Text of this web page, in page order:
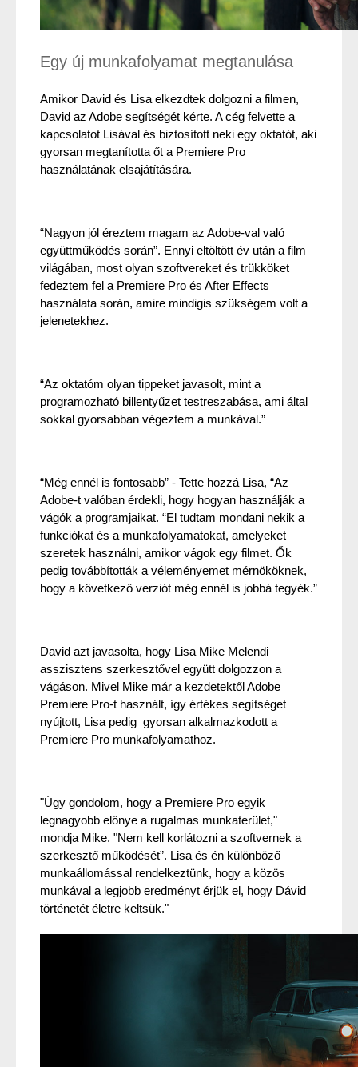
Egy új munkafolyamat megtanulása
Amikor David és Lisa elkezdtek dolgozni a filmen,
David az Adobe segítségét kérte. A cég felvette a
kapcsolatot Lisával és biztosított neki egy oktatót, aki
gyorsan megtanította őt a Premiere Pro
használatának elsajátítására.
“Nagyon jól éreztem magam az Adobe-val való
együttműködés során”. Ennyi eltöltött év után a film
világában, most olyan szoftvereket és trükköket
fedeztem fel a Premiere Pro és After Effects
használata során, amire mindigis szükségem volt a
jelenetekhez.
“Az oktatóm olyan tippeket javasolt, mint a
programozható billentyűzet testreszabása, ami által
sokkal gyorsabban végeztem a munkával.”
“Még ennél is fontosabb” - Tette hozzá Lisa, “Az
Adobe-t valóban érdekli, hogy hogyan használják a
vágók a programjaikat. “El tudtam mondani nekik a
funkciókat és a munkafolyamatokat, amelyeket
szeretek használni, amikor vágok egy filmet. Ők
pedig továbbították a véleményemet mérnököknek,
hogy a következő verziót még ennél is jobbá tegyék.”
David azt javasolta, hogy Lisa Mike Melendi
asszisztens szerkesztővel együtt dolgozzon a
vágáson. Mivel Mike már a kezdetektől Adobe
Premiere Pro-t használt, így értékes segítséget
nyújtott, Lisa pedig  gyorsan alkalmazkodott a
Premiere Pro munkafolyamathoz.
"Úgy gondolom, hogy a Premiere Pro egyik
legnagyobb előnye a rugalmas munkaterület,"
mondja Mike. "Nem kell korlátozni a szoftvernek a
szerkesztő működését”. Lisa és én különböző
munkaállomással rendelkeztünk, hogy a közös
munkával a legjobb eredményt érjük el, hogy Dávid
történetét életre keltsük."